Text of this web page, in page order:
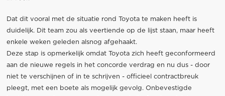
Dat dit vooral met de situatie rond Toyota te maken heeft is
duidelijk. Dit team zou als veertiende op de lijst staan, maar heeft
enkele weken geleden alsnog afgehaakt.
Deze stap is opmerkelijk omdat Toyota zich heeft geconformeerd
aan de nieuwe regels in het concorde verdrag en nu dus - door
niet te verschijnen of in te schrijven - officieel contractbreuk
pleegt, met een boete als mogelijk gevolg. Onbevestigde